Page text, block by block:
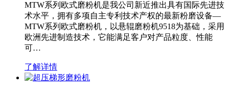
MTW系列欧式磨粉机是我公司新近推出具有国际先进技
术水平，拥有多项自主专利技术产权的最新粉磨设备—
MTW系列欧式磨粉机，以悬辊磨粉机9518为基础，采用
欧洲先进制造技术，它能满足客户对产品粒度、性能
可…
了解详情